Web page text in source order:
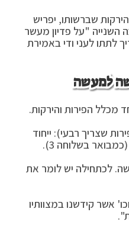
שברשותו, יפריש
"על פדיון מעשר
לתתו לעני ודי באמירת
למעשה
מכלל הפירות והירקות.
שצריך רבעי): ייחוד
בשלוחה 3).
לכתחילה יש לומר את
אשר קידשנו במצוותיו